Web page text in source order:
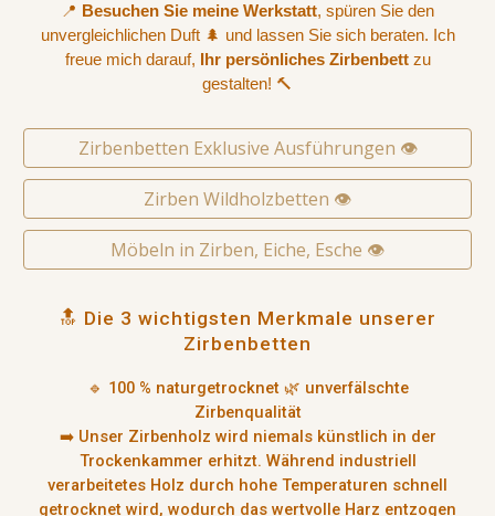
📍 Besuchen Sie meine Werkstatt, spüren Sie den
unvergleichlichen Duft 🌲 und lassen Sie sich beraten. Ich
freue mich darauf,
Ihr persönliches Zirbenbettzu
gestalten! 🔨
Zirbenbetten Exklusive Ausführungen 👁️
Zirben Wildholzbetten 👁️
Möbeln in Zirben, Eiche, Esche 👁️
🔝 Die 3 wichtigsten Merkmale unserer
Zirbenbetten
🔹 100 % naturgetrocknet 🌿 unverfälschte
Zirbenqualität
➡️ Unser Zirbenholz wird niemals künstlich in der
Trockenkammer erhitzt. Während industriell
verarbeitetes Holz durch hohe Temperaturen schnell
getrocknet wird, wodurch das wertvolle Harz entzogen